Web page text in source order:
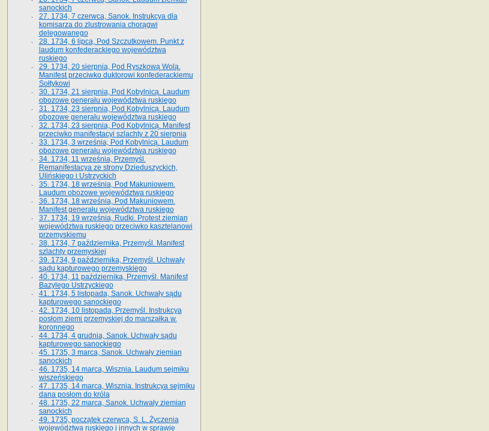
sanockich
27. 1734, 7 czerwca, Sanok. Instrukcya dla
komisarza do zlustrowania chorągwi
delegowanego
28. 1734, 6 lipca, Pod Szczutkowem. Punkt z
laudum konfederackiego województwa
ruskiego
29. 1734, 20 sierpnia, Pod Ryszkową Wolą.
Manifest przeciwko duktorowi konfederackiemu
Sołtykowi
30. 1734, 21 sierpnia, Pod Kobylnicą. Laudum
obozowe generału województwa ruskiego
31. 1734, 23 sierpnia, Pod Kobylnicą. Laudum
obozowe generału województwa ruskiego
32. 1734, 23 sierpnia, Pod Kobylnicą. Manifest
przeciwko manifestacyi szlachty z 20 sierpnia
33. 1734, 3 września, Pod Kobylnicą. Laudum
obozowe generału województwa ruskiego
34. 1734, 11 września, Przemyśl.
Remanifestacya ze strony Dzieduszyckich,
Ulińskiego i Ustrzyckich
35. 1734, 18 września, Pod Makuniowem.
Laudum obozowe województwa ruskiego
36. 1734, 18 września, Pod Makuniowem.
Manifest generału województwa ruskiego
37. 1734, 19 września, Rudki. Protest ziemian
województwa ruskiego przeciwko kasztelanowi
przemyskiemu
38. 1734, 7 października, Przemyśl. Manifest
szlachty przemyskiej
39. 1734, 9 października, Przemyśl. Uchwały
sądu kapturowego przemyskiego
40. 1734, 11 października, Przemyśl. Manifest
Bazylego Ustrzyckiego
41. 1734, 5 listopada, Sanok. Uchwały sądu
kapturowego sanockiego
42. 1734, 10 listopada, Przemyśl. Instrukcya
posłom ziemi przemyskiej do marszałka w.
koronnego
44. 1734, 4 grudnia, Sanok. Uchwały sądu
kapturowego sanockiego
45. 1735, 3 marca, Sanok. Uchwały ziemian
sanockich
46. 1735, 14 marca, Wisznia. Laudum sejmiku
wiszeńskiego
47. 1735, 14 marca, Wisznia. Instrukcya sejmiku
dana posłom do króla
48. 1735, 22 marca, Sanok. Uchwały ziemian
sanockich
49. 1735, początek czerwca, S. L. Życzenia
województwa ruskiego i innych w sprawie